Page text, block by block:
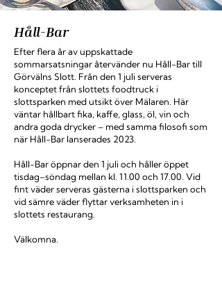
Håll-Bar
Efter flera år av uppskattade
sommarsatsningar återvänder nu Håll-Bar till
Görvälns Slott. Från den 1 juli serveras
konceptet från slottets foodtruck i
slottsparken med utsikt över Mälaren. Här
väntar hållbart fika, kaffe, glass, öl, vin och
andra goda drycker – med samma filosofi som
när Håll-Bar lanserades 2023.
Håll-Bar öppnar den 1 juli och håller öppet
tisdag–söndag mellan kl. 11.00 och 17.00. Vid
fint väder serveras gästerna i slottsparken och
vid sämre väder flyttar verksamheten in i
slottets restaurang.
Välkomna.